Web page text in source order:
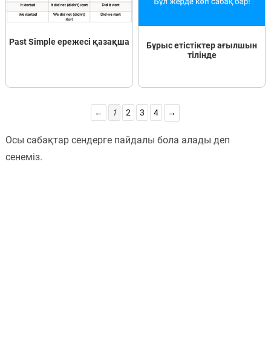
Past Simple ережесі қазақша
Бұрыс етістіктер ағылшын
тілінде
← 1 2 3 4 →
Осы сабақтар сендерге пайдалы бола алады деп
сенеміз.